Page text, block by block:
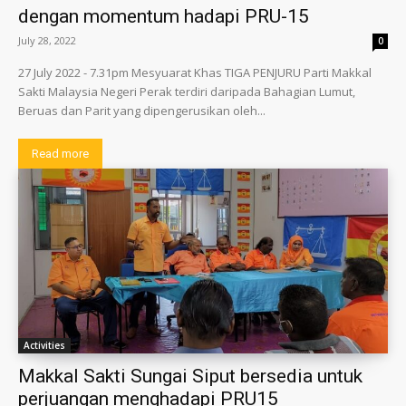
dengan momentum hadapi PRU-15
July 28, 2022 0
27 July 2022 - 7.31pm Mesyuarat Khas TIGA PENJURU Parti Makkal
Sakti Malaysia Negeri Perak terdiri daripada Bahagian Lumut,
Beruas dan Parit yang dipengerusikan oleh...
Read more
Activities
Makkal Sakti Sungai Siput bersedia untuk
perjuangan menghadapi PRU15